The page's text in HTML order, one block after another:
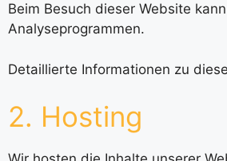
Beim Besuch dieser Website
Analyseprogrammen.
Detaillierte Informationen zu
2. Hosting